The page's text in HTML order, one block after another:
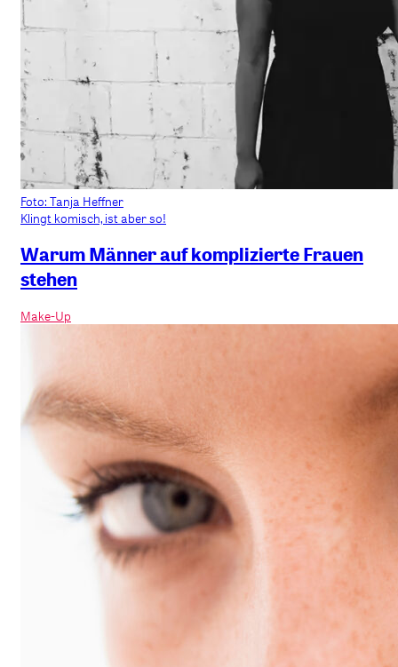
Foto: Tanja Heffner
Klingt komisch, ist aber so!
Warum Männer auf komplizierte Frauen
stehen
Make-Up